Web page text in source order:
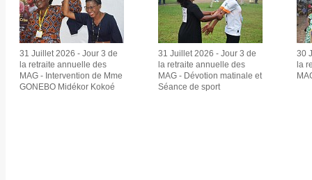
31 Juillet 2026 - Jour 3 de
la retraite annuelle des
MAG - Intervention de Mme
GONEBO Midékor Kokoé
31 Juillet 2026 - Jour 3 de
la retraite annuelle des
MAG - Dévotion matinale et
Séance de sport
30
la